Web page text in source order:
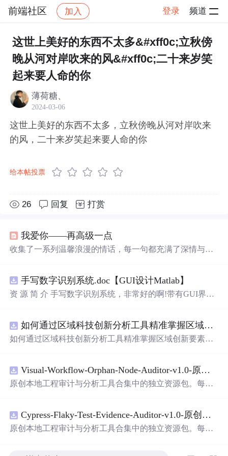
前端社区 加入 登录 频道
社区 前端社区 感慨 帖子详情
这世上美好的东西不太多&#xff0c;立秋傍
晚从河对岸吹来的风&#xff0c;二十来岁笑
起来要人命的你
薄荷糖、
2024-03-06
这世上美好的东西不太多，立秋傍晚从河对岸吹来
的风，二十来岁笑起来要人命的你
给本帖投票
26 回复 打赏
我爱你——再高级一点
收集了一系列温馨浪漫的情话，每一句都充满了深情与爱
手写数字识别系统.doc【GUI设计Matlab】
资 源 简 介 手写数字识别系统，非常好的啊!带有GUI界
带有直观的图形用户界面（GUI），非常容易使用。你只
需要将手写数字输入系统，它将立即给出准确的识别结
是一个非常方便和实用的工具，你一定会喜欢它的！
如何通过区域科技创新分析工具精准掌握区域创新要素分布与产业链融合现状？.docx
如何通过区域科技创新分析工具精准掌握区域创新要素分
Visual-Workflow-Orphan-Node-Auditor-v1.0-原创源码与文档.zip
原创本地工程审计与分析工具合集中的独立资源包。每个
README、运行说明、功能清单、MIT License及原创与授
权声明。解压后进入project目录，执行npm test验证算法，
Cypress-Flaky-Test-Evidence-Auditor-v1.0-原创源码与文档.zip
原创本地工程审计与分析工具合集中的独立资源包。每个